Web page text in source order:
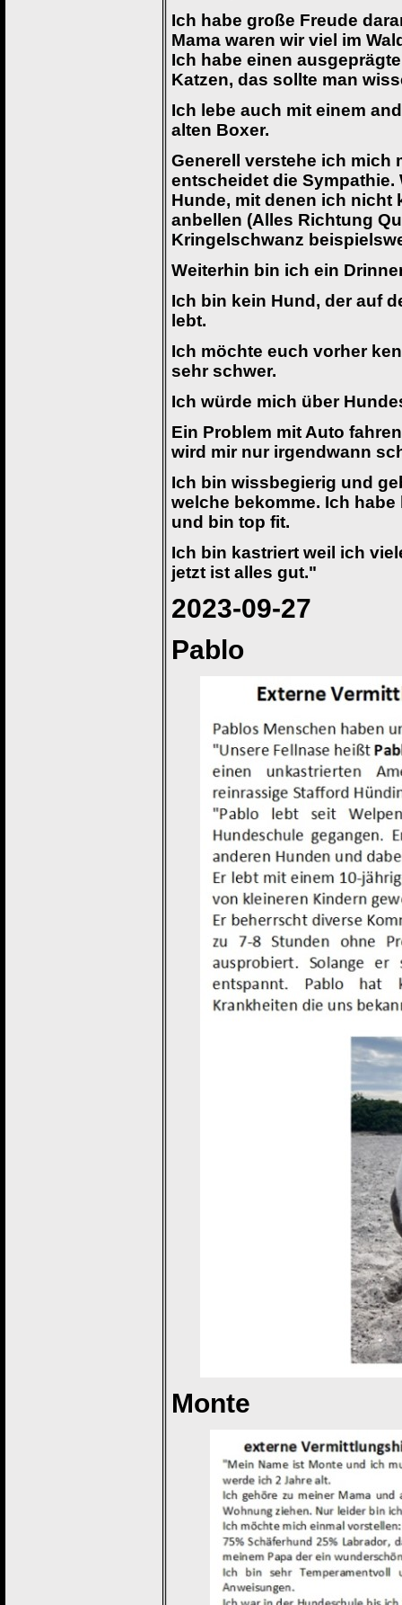
Ich habe große Freude
Mama waren wir viel im
Ich habe einen
Katzen, das sollte man
Ich lebe auch mit einem
alten Boxer.
Generell verstehe ich mich
entscheidet die
Hunde, mit denen ich nicht
anbellen (Alles Richtung
Kringelschwanz
Weiterhin bin ich ein
Ich bin kein Hund, der auf
lebt.
Ich möchte euch vorher
sehr schwer.
Ich würde mich über
Ein Problem mit Auto
wird mir nur irgendwann
Ich bin wissbegierig und
welche bekomme. Ich
und bin top fit.
Ich bin kastriert weil ich
jetzt ist alles gut."
2023-09-27
Pablo
Monte